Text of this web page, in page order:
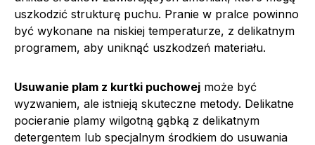
uszkodzić strukturę puchu. Pranie w pralce powinno
być wykonane na niskiej temperaturze, z delikatnym
programem, aby uniknąć uszkodzeń materiału.
Usuwanie plam z kurtki puchowej może być
wyzwaniem, ale istnieją skuteczne metody. Delikatne
pocieranie plamy wilgotną gąbką z delikatnym
detergentem lub specjalnym środkiem do usuwania